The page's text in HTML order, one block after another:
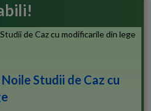
Studii de Caz cu